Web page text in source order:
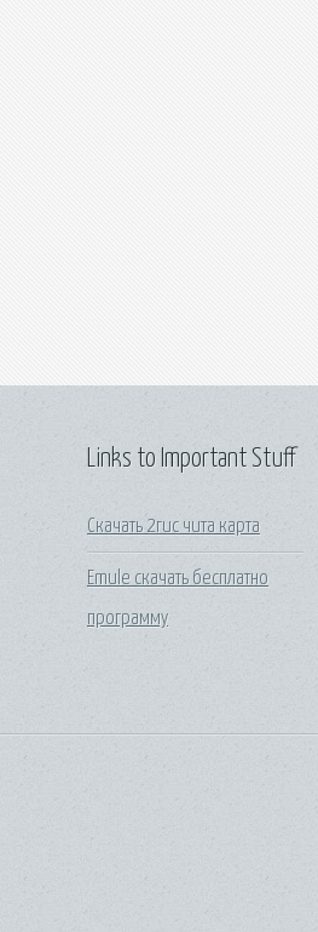
Links to Important Stuff
Скачать 2гис чита карта
Emule скачать бесплатно
программу